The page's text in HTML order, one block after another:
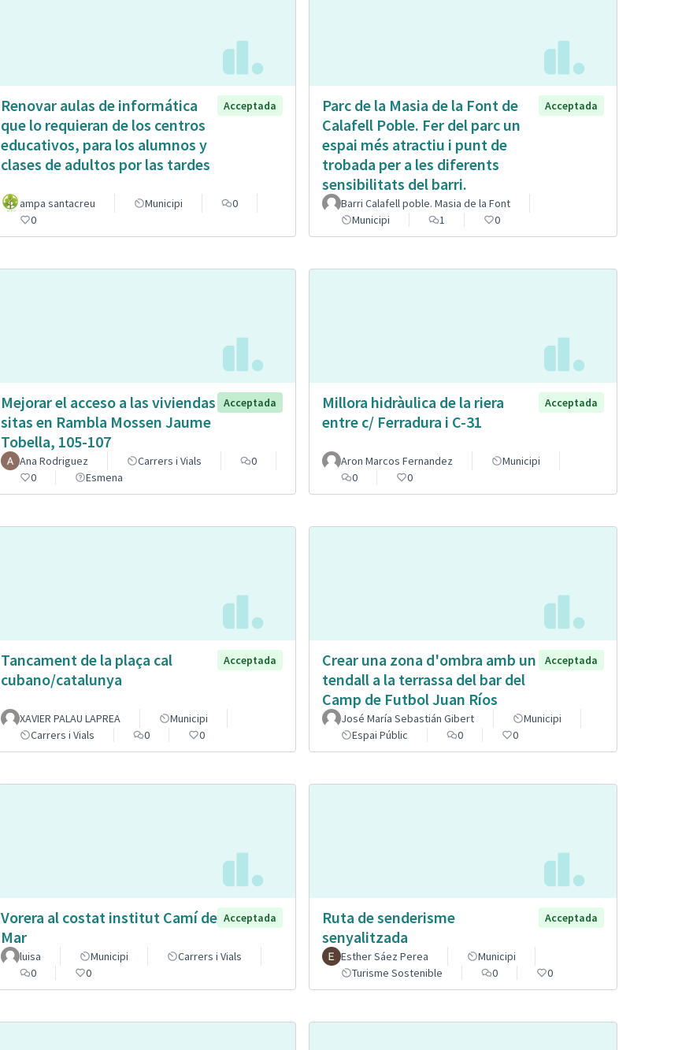
Renovar aulas de informática
que lo requieran de los centros
educativos, para los alumnos y
clases de adultos por las tardes
Acceptada
ampa santacreu Municipi
0
0
Parc de la Masia de la Font de
Calafell Poble. Fer del parc un
espai més atractiu i punt de
trobada per a les diferents
sensibilitats del barri.
Acceptada
Barri Calafell poble. Masia de la Font
Municipi
1 0
Mejorar el acceso a las viviendas
sitas en Rambla Mossen Jaume
Tobella, 105-107
Acceptada
Ana Rodriguez Carrers i Vials
0
0
Esmena
Millora hidràulica de la riera
entre c/ Ferradura i C-31
Acceptada
Aron Marcos Fernandez
Municipi
0
0
Tancament de la plaça cal
cubano/catalunya
Acceptada
XAVIER PALAU LAPREA
Municipi
Carrers i Vials
0 0
Crear una zona d'ombra amb un
tendall a la terrassa del bar del
Camp de Futbol Juan Ríos
Acceptada
José María Sebastián Gibert
Municipi
Espai Públic
0 0
Vorera al costat institut Camí de
Mar
Acceptada
luisa Municipi
Carrers i Vials
0
0
Ruta de senderisme
senyalitzada
Acceptada
Esther Sáez Perea
Municipi
Turisme Sostenible
0 0